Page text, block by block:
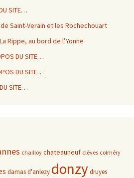
SITE…
Saint-Verain et les Rochechouart
Rippe, au bord de l’Yonne
DU SITE…
DU SITE…
SITE…
chailloy chateauneuf clèves colméry
damas d'anlezy donzydruyes